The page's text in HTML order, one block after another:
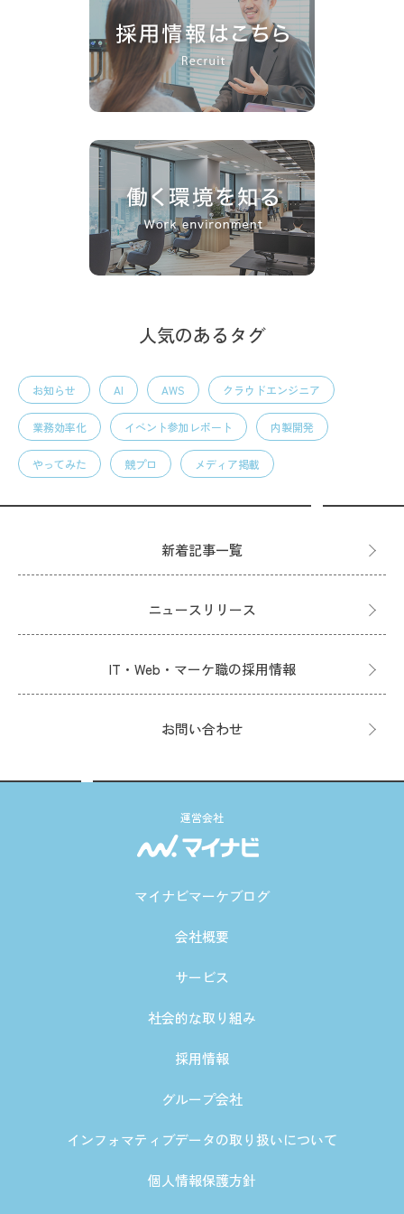
人気のあるタグ
お知らせ AI AWS クラウドエンジニア
業務効率化 イベント参加レポート 内製開発
やってみた 競プロ メディア掲載
新着記事一覧
ニュースリリース
IT・Web・マーケ職の採用情報
お問い合わせ
運営会社
マイナビマーケブログ
会社概要
サービス
社会的な取り組み
採用情報
グループ会社
インフォマティブデータの取り扱いについて
個人情報保護方針